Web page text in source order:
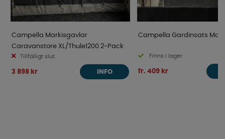
Campella Markisgavlar
Caravanstore XL/Thule1200 2-Pack
Tillfälligt slut
3 898 kr INFO
Campella Gardinsats
Finns i lager
fr. 409 kr